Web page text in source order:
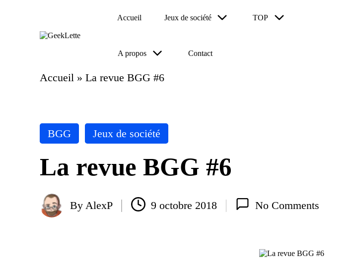
kjeux
de
Accueil Jeux de société TOP
A propos Contact
Accueil » La revue BGG #6
Posted
in
BGG Jeux de société
La revue BGG #6
Posted
By AlexP 9 octobre 2018 No Comments